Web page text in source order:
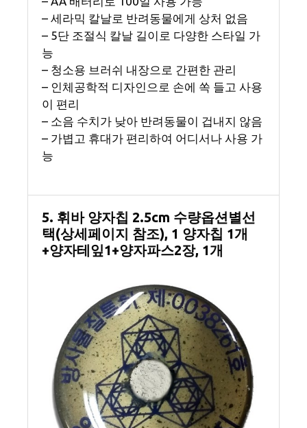
– 세라믹 칼날로 반려동물에게 상처 없음
– 5단 조절식 칼날 길이로 다양한 스타일 가
능
– 청소용 브러쉬 내장으로 간편한 관리
– 인체공학적 디자인으로 손에 쏙 들고 사용
이 편리
– 소음 수치가 낮아 반려동물이 겁내지 않음
– 가볍고 휴대가 편리하여 어디서나 사용 가
능
5. 휘바 양자칩 2.5cm 수량옵션별선
택(상세페이지 참조), 1 양자칩 1개
+양자테잎1+양자파스2장, 1개